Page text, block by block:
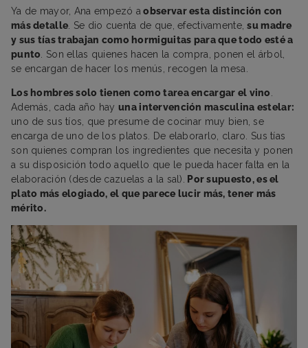
Ya de mayor, Ana empezó aobservar esta distinción con
más detalle. Se dio cuenta de que, efectivamente,su madre
y sus tías trabajan como hormiguitas para que todo esté a
punto. Son ellas quienes hacen la compra, ponen el árbol,
se encargan de hacer los menús, recogen la mesa.
Los hombres solo tienen como tarea encargar el vino.
Además, cada año hayuna intervención masculina estelar:
uno de sus tíos, que presume de cocinar muy bien, se
encarga de uno de los platos. De elaborarlo, claro. Sus tías
son quienes compran los ingredientes que necesita y ponen
a su disposición todo aquello que le pueda hacer falta en la
elaboración (desde cazuelas a la sal). Por supuesto, es el
plato más elogiado, el que parece lucir más, tener más
mérito.